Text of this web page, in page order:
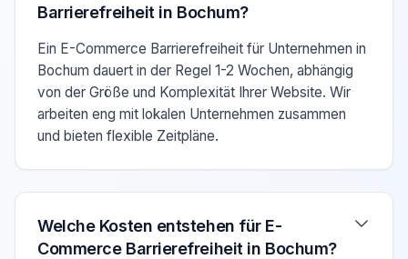
Barrierefreiheit in Bochum?
Ein E-Commerce Barrierefreiheit für Unternehmen in
Bochum dauert in der Regel 1-2 Wochen, abhängig
von der Größe und Komplexität Ihrer Website. Wir
arbeiten eng mit lokalen Unternehmen zusammen
und bieten flexible Zeitpläne.
Welche Kosten entstehen für E-
Commerce Barrierefreiheit in Bochum?